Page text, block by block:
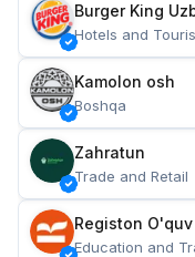
Burger King
Hotels and
Kamolon osh
Boshqa
Zahratun
Trade and Retail
Registon
Education and